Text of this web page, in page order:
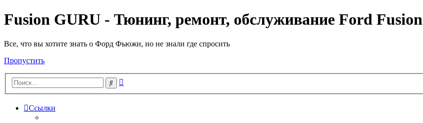
Fusion GURU - Тюнинг, ремонт, обслуживание Ford Fusion
Все, что вы хотите знать о Форд Фьюжн, но не знали где спросить
Пропустить
Поиск
Ссылки